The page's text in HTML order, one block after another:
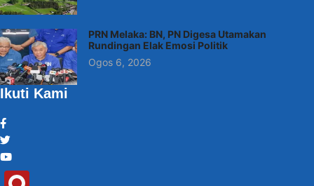
PRN Melaka: BN, PN Digesa Utamakan
Rundingan Elak Emosi Politik
Ogos 6, 2026
Ikuti Kami